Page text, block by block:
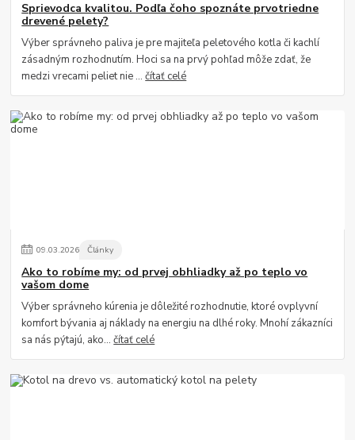
Sprievodca kvalitou. Podľa čoho spoznáte prvotriedne
drevené pelety?
Výber správneho paliva je pre majiteľa peletového kotla či kachlí
zásadným rozhodnutím. Hoci sa na prvý pohľad môže zdať, že
medzi vrecami peliet nie ...čítať celé
09.03.2026 Články
Ako to robíme my: od prvej obhliadky až po teplo vo
vašom dome
Výber správneho kúrenia je dôležité rozhodnutie, ktoré ovplyvní
komfort bývania aj náklady na energiu na dlhé roky. Mnohí zákazníci
sa nás pýtajú, ako...čítať celé